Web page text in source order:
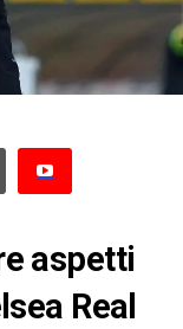
aspetti
Real